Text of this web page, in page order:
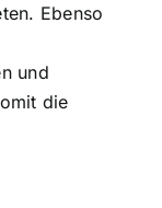
Ebenso
und
die